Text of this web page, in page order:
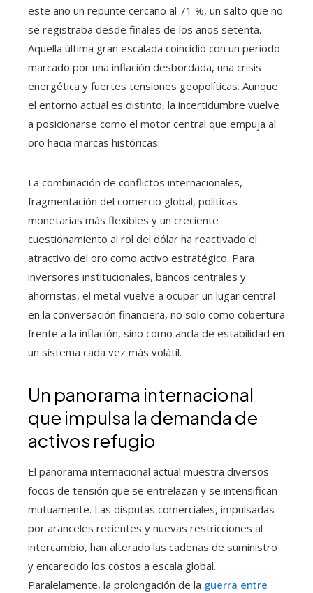
este año un repunte cercano al 71 %, un salto que no
se registraba desde finales de los años setenta.
Aquella última gran escalada coincidió con un periodo
marcado por una inflación desbordada, una crisis
energética y fuertes tensiones geopolíticas. Aunque
el entorno actual es distinto, la incertidumbre vuelve
a posicionarse como el motor central que empuja al
oro hacia marcas históricas.
La combinación de conflictos internacionales,
fragmentación del comercio global, políticas
monetarias más flexibles y un creciente
cuestionamiento al rol del dólar ha reactivado el
atractivo del oro como activo estratégico. Para
inversores institucionales, bancos centrales y
ahorristas, el metal vuelve a ocupar un lugar central
en la conversación financiera, no solo como cobertura
frente a la inflación, sino como ancla de estabilidad en
un sistema cada vez más volátil.
Un panorama internacional
que impulsa la demanda de
activos refugio
El panorama internacional actual muestra diversos
focos de tensión que se entrelazan y se intensifican
mutuamente. Las disputas comerciales, impulsadas
por aranceles recientes y nuevas restricciones al
intercambio, han alterado las cadenas de suministro
y encarecido los costos a escala global.
Paralelamente, la prolongación de la guerra entre